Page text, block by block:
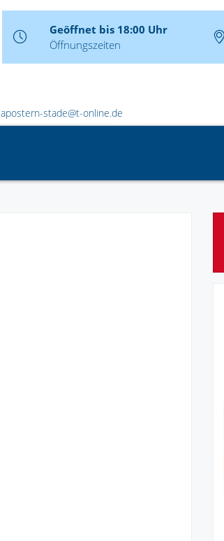
Geöffnet bis 18:00 Uhr
Öffnungszeiten
apostern-stade@t-online.de